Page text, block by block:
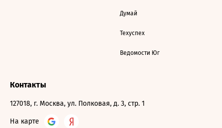
Думай
Техуспех
Ведомости Юг
Контакты
127018, г. Москва, ул. Полковая, д. 3, стр. 1
На карте